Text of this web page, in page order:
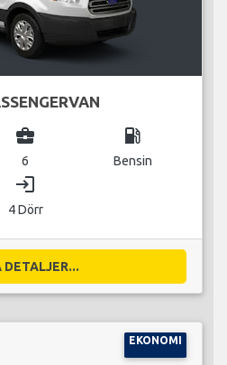
business_center
6
local_gas_station
Bensin
login
4 Dörr
DETALJER...
EKONOMI